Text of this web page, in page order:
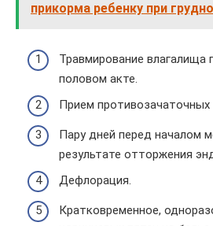
прикорма ребенку при
Травмирование влагалища
половом акте.
Прием противозачаточных
Пару дней перед началом
результате отторжения
Дефлорация.
Кратковременное,